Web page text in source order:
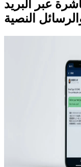
عبر البريد
النصية